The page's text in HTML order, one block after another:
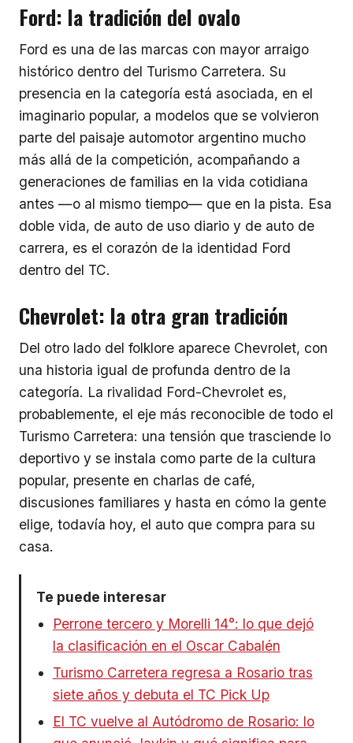
Ford: la tradición del ovalo
Ford es una de las marcas con mayor arraigo
histórico dentro del Turismo Carretera. Su
presencia en la categoría está asociada, en el
imaginario popular, a modelos que se volvieron
parte del paisaje automotor argentino mucho
más allá de la competición, acompañando a
generaciones de familias en la vida cotidiana
antes —o al mismo tiempo— que en la pista. Esa
doble vida, de auto de uso diario y de auto de
carrera, es el corazón de la identidad Ford
dentro del TC.
Chevrolet: la otra gran tradición
Del otro lado del folklore aparece Chevrolet, con
una historia igual de profunda dentro de la
categoría. La rivalidad Ford-Chevrolet es,
probablemente, el eje más reconocible de todo el
Turismo Carretera: una tensión que trasciende lo
deportivo y se instala como parte de la cultura
popular, presente en charlas de café,
discusiones familiares y hasta en cómo la gente
elige, todavía hoy, el auto que compra para su
casa.
Te puede interesar
Perrone tercero y Morelli 14°: lo que dejó
la clasificación en el Oscar Cabalén
Turismo Carretera regresa a Rosario tras
siete años y debuta el TC Pick Up
El TC vuelve al Autódromo de Rosario: lo